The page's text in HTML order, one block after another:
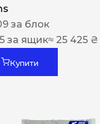
за блок
за ящик≈ 25 425 ₴
Купити